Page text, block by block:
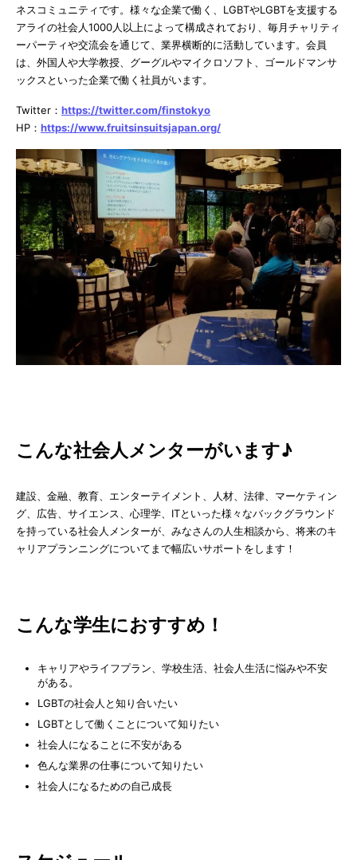
ネスコミュニティです。様々な企業で働く、LGBTやLGBTを支援する
アライの社会人1000人以上によって構成されており、毎月チャリティ
ーパーティや交流会を通じて、業界横断的に活動しています。会員
は、外国人や大学教授、グーグルやマイクロソフト、ゴールドマンサ
ックスといった企業で働く社員がいます。
Twitter： https://twitter.com/finstokyo
HP： https://www.fruitsinsuitsjapan.org/
こんな社会人メンターがいます♪
建設、金融、教育、エンターテイメント、人材、法律、マーケティン
グ、広告、サイエンス、心理学、ITといった様々なバックグラウンド
を持っている社会人メンターが、みなさんの人生相談から、将来のキ
ャリアプランニングについてまで幅広いサポートをします！
こんな学生におすすめ！
キャリアやライフプラン、学校生活、社会人生活に悩みや不安
がある。
LGBTの社会人と知り合いたい
LGBTとして働くことについて知りたい
社会人になることに不安がある
色んな業界の仕事について知りたい
社会人になるための自己成長